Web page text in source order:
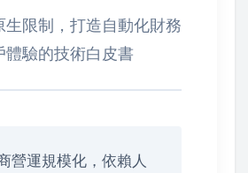
生限制，打造自動化財務
體驗的技術白皮書
營運規模化，依賴人